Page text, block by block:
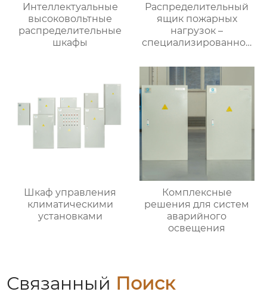
Интеллектуальные
высоковольтные
распределительные
шкафы
Распределительный
ящик пожарных
нагрузок –
специализированное
Шкаф управления
климатическими
установками
Комплексные
решения для систем
аварийного
освещения
Связанный Поиск